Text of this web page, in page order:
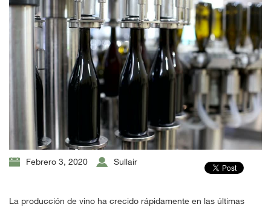
Febrero 3, 2020 Sullair
La producción de vino ha crecido rápidamente en las últimas